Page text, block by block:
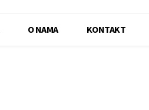
O NAMA KONTAKT